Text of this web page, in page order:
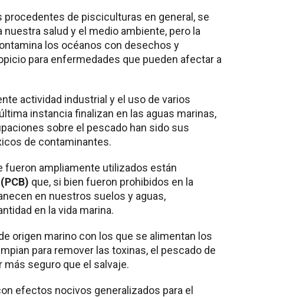
procedentes de pisciculturas en general, se
salud y el medio ambiente, pero la
los océanos con desechos y
para enfermedades que pueden afectar a
actividad industrial y el uso de varios
instancia finalizan en las aguas marinas,
sobre el pescado han sido sus
de contaminantes.
fueron ampliamente utilizados están
que, si bien fueron prohibidos en la
en nuestros suelos y aguas,
en la vida marina.
origen marino con los que se alimentan los
para remover las toxinas, el pescado de
seguro que el salvaje.
efectos nocivos generalizados para el